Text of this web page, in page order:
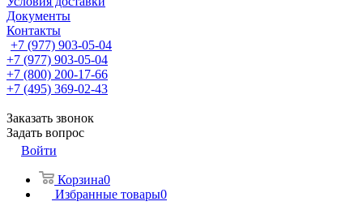
Документы
Контакты
+7 (977) 903-05-04
+7 (977) 903-05-04
+7 (800) 200-17-66
+7 (495) 369-02-43
Заказать звонок
Задать вопрос
Войти
Корзина0
Избранные товары0